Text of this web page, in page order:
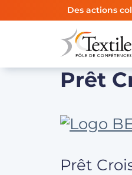
Des actions
Prêt
Prêt
Panneau de gestion des